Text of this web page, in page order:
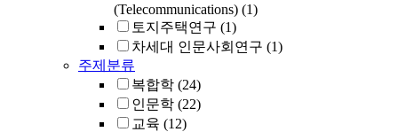
(Telecommunications) (1)
토지주택연구 (1)
차세대 인문사회연구 (1)
주제분류
복합학 (24)
인문학 (22)
교육 (12)